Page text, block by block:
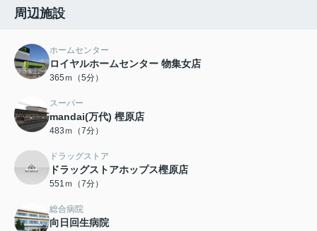
周辺施設
ホームセンター
ロイヤルホームセンター 物集女店
365ｍ（5分）
スーパー
mandai(万代) 樫原店
483ｍ（7分）
ドラッグストア
ドラッグストアホップス樫原店
551ｍ（7分）
総合病院
向日回生病院